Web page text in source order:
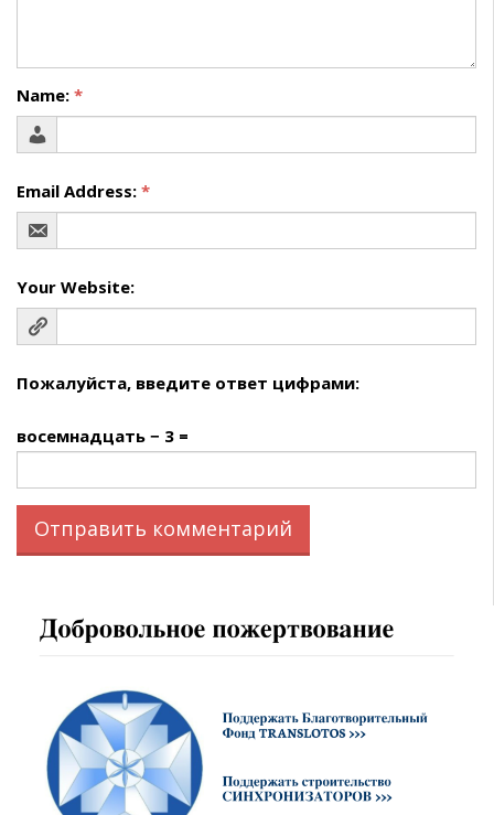
Name: *
Email Address: *
Your Website:
Пожалуйста, введите ответ цифрами:
восемнадцать − 3 =